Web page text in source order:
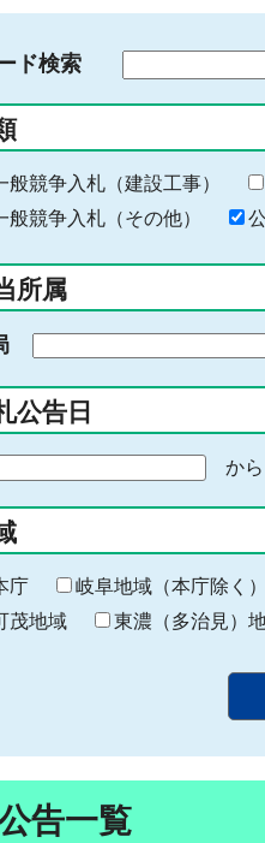
ド検索
る
キ
ー
ー
入
力
般競争入札（建設工事）
般競争入札（その他）
所属
公告日
から
庁 岐阜地域（本庁除く）
茂地域
東濃（多治見）
告一覧